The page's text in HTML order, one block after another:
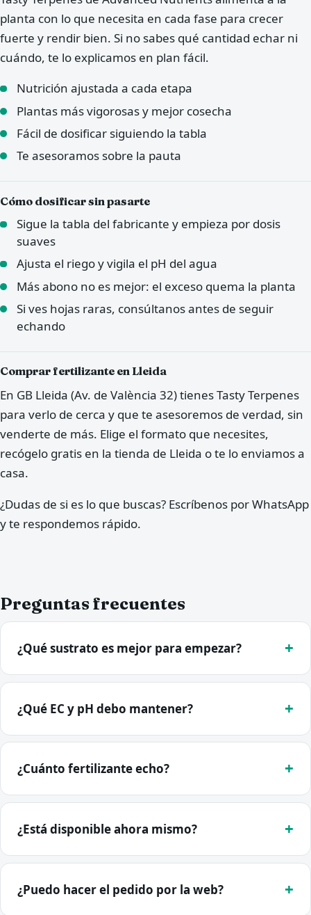
planta con lo que necesita en cada fase para crecer
fuerte y rendir bien. Si no sabes qué cantidad echar ni
cuándo, te lo explicamos en plan fácil.
Nutrición ajustada a cada etapa
Plantas más vigorosas y mejor cosecha
Fácil de dosificar siguiendo la tabla
Te asesoramos sobre la pauta
Cómo dosificar sin pasarte
Sigue la tabla del fabricante y empieza por dosis
suaves
Ajusta el riego y vigila el pH del agua
Más abono no es mejor: el exceso quema la planta
Si ves hojas raras, consúltanos antes de seguir
echando
Comprar fertilizante en Lleida
En GB Lleida (Av. de València 32) tienes Tasty Terpenes
para verlo de cerca y que te asesoremos de verdad, sin
venderte de más. Elige el formato que necesites,
recógelo gratis en la tienda de Lleida o te lo enviamos a
casa.
¿Dudas de si es lo que buscas? Escríbenos por WhatsApp
y te respondemos rápido.
Preguntas frecuentes
¿Qué sustrato es mejor para empezar?
¿Qué EC y pH debo mantener?
¿Cuánto fertilizante echo?
¿Está disponible ahora mismo?
¿Puedo hacer el pedido por la web?